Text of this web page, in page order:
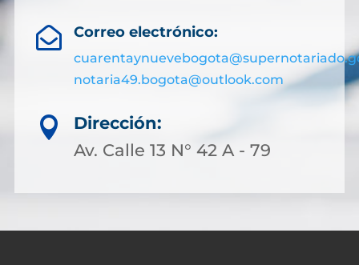
 Correo electrónico:
notaria49.bogota@outlook.com

Dirección:
Av. Calle 13 N° 42 A - 79